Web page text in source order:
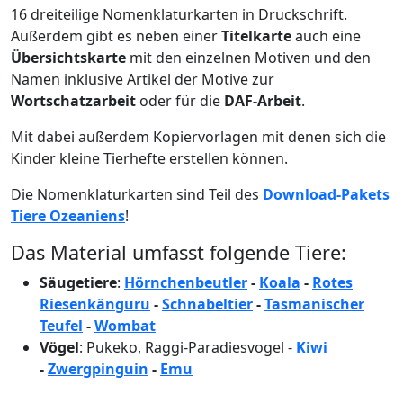
16 dreiteilige Nomenklaturkarten in Druckschrift.
Außerdem gibt es neben einerTitelkarteauch eine
Übersichtskarte mit den einzelnen Motiven und den
Namen inklusive Artikel der Motive zur
Wortschatzarbeit oder für die DAF-Arbeit.
Mit dabei außerdem Kopiervorlagen mit denen sich die
Kinder kleine Tierhefte erstellen können.
Die Nomenklaturkarten sind Teil des Download-Pakets
Tiere Ozeaniens!
Das Material umfasst folgende Tiere:
Säugetiere: Hörnchenbeutler- Koala - Rotes
Riesenkänguru -Schnabeltier-Tasmanischer
Teufel -Wombat
Vögel: Pukeko, Raggi-Paradiesvogel - Kiwi
-Zwergpinguin - Emu